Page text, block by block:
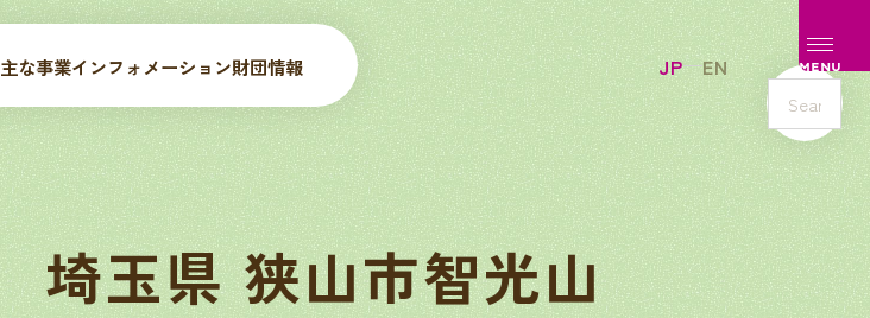
メニュ
MENU
主な事業インフォメーション財団情報 JP
EN
s
e
a
r
c
h
埼玉県 狭山市智光山